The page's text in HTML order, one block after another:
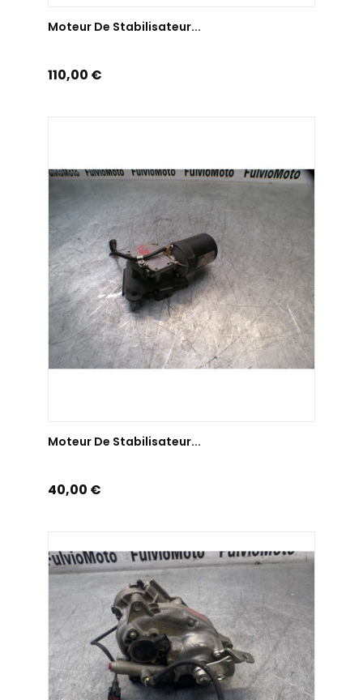
Moteur De Stabilisateur...
Prix
110,00 €
Moteur De Stabilisateur...
Prix
40,00 €